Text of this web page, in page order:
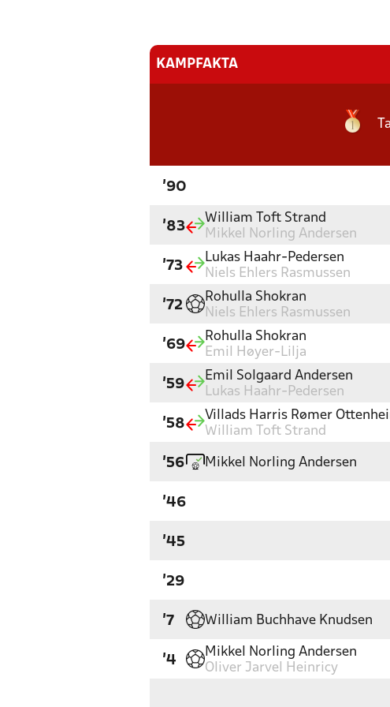
KAMPFAKTA
'90
'83
William Toft Strand
Mikkel Norling Andersen
'73
Lukas Haahr-Pedersen
Niels Ehlers Rasmussen
'72
Rohulla Shokran
Niels Ehlers Rasmussen
'69
Rohulla Shokran
Emil Høyer-Lilja
'59
Emil Solgaard Andersen
Lukas Haahr-Pedersen
'58
Villads Harris Rømer
William Toft Strand
'56 Mikkel Norling Andersen
'46
'45
'29
'7 William Buchhave Knudsen
'4
Mikkel Norling Andersen
Oliver Jarvel Heinricy